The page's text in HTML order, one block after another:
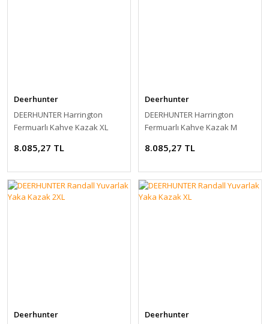
Deerhunter
DEERHUNTER Harrington
Fermuarlı Kahve Kazak XL
8.085,27 TL
Deerhunter
DEERHUNTER Harrington
Fermuarlı Kahve Kazak M
8.085,27 TL
Deerhunter
Deerhunter